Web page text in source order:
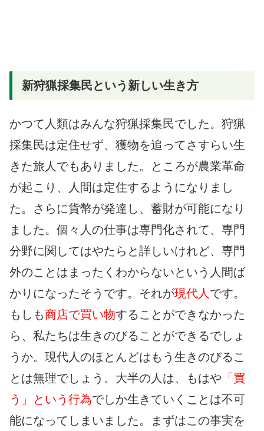
新狩猟採集民という新しい生き方
かつて人類はみんな狩猟採集民でした。狩猟
採集民は定住せず、獲物を追ってさすらい生
きた旅人でもありました。ところが農業革命
が起こり、人間は定住するようになりまし
た。さらに貨幣が発達し、蓄財が可能になり
ました。個々人の仕事は専門化されて、専門
分野に関してはやたらと詳しいけれど、専門
外のことはまったくわからないという人間ば
かりになったそうです。それが現代人 です。
もしも商店で買い物することができなかった
ら、私たちは生きのびることができるでしょ
うか。現代人のほとんどはもう生きのびるこ
とは無理でしょう。大半の人は、もはや 「買
う」という行為でしか生きていくことは不可
能になってしまいました。まずはこの事実を